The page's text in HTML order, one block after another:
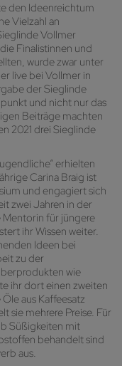
den Ideenreichtum
Vielzahl an
Vollmer
Finalistinnen und
wurde zwar unter
live bei Vollmer in
der Sieglinde
und nicht nur das
Beiträge machten
2021 drei Sieglinde
erhielten
Carina Braig ist
und engagiert sich
zwei Jahren in der
Mentorin für jüngere
ihr Wissen weiter.
Ideen bei
zu der
wie
ihr dort einen zweiten
aus Kaffeesatz
sie mehrere Preise. Für
Süßigkeiten mit
behandelt sind
aus.